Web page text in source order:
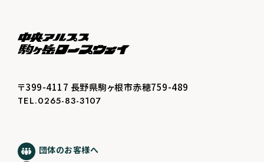
〒399-4117 長野県駒ヶ根市赤穂759-489
TEL.0265-83-3107
団体のお客様へ